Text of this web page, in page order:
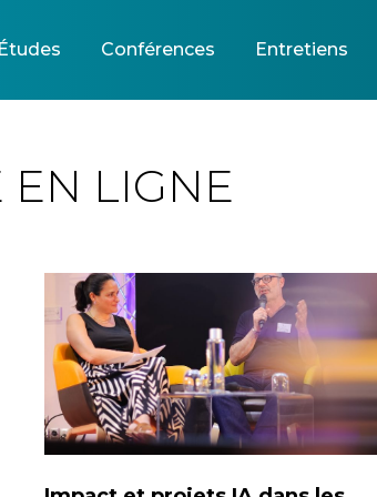
Études Conférences Entretiens
EN LIGNE